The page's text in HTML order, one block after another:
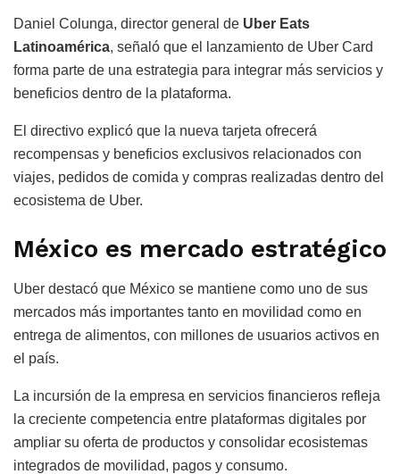
Daniel Colunga, director general de Uber Eats
Latinoamérica, señaló que el lanzamiento de Uber Card
forma parte de una estrategia para integrar más servicios y
beneficios dentro de la plataforma.
El directivo explicó que la nueva tarjeta ofrecerá
recompensas y beneficios exclusivos relacionados con
viajes, pedidos de comida y compras realizadas dentro del
ecosistema de Uber.
México es mercado estratégico
Uber destacó que México se mantiene como uno de sus
mercados más importantes tanto en movilidad como en
entrega de alimentos, con millones de usuarios activos en
el país.
La incursión de la empresa en servicios financieros refleja
la creciente competencia entre plataformas digitales por
ampliar su oferta de productos y consolidar ecosistemas
integrados de movilidad, pagos y consumo.